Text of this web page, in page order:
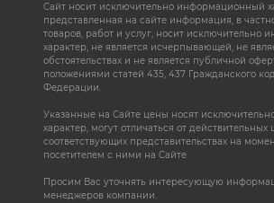
Сайт носит исключительно информационный
представленная на сайте информация, в
товаров, работ и услуг, носит исключительно
характер, не является исчерпывающей, не
обстоятельствах и не является публичной
положениями статей 435, 437 Гражданского
Федерации.
Указанные на Сайте цены носят
характер, могут отличаться от
соответствующих представительствах на
посетителем с ними на Сайте.
Просим Вас уточнять интересующую
менеджеров компании.